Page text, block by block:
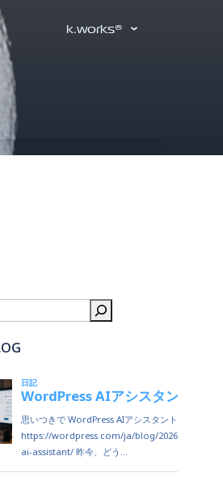
k.works®